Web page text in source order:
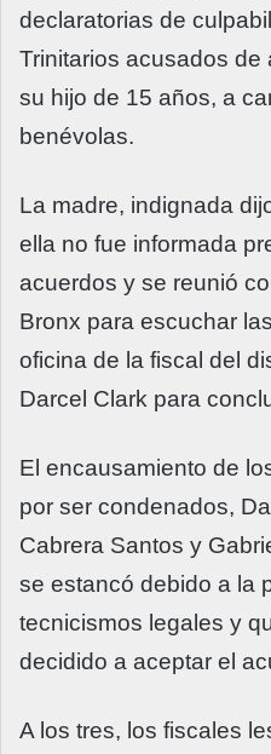
declaratorias de
Trinitarios acusados de
su hijo de 15 años, a
benévolas.
La madre, indignada
ella no fue informada
acuerdos y se reunió
Bronx para escuchar
oficina de la fiscal del
Darcel Clark para
El encausamiento de
por ser condenados,
Cabrera Santos y
se estancó debido a la
tecnicismos legales y
decidido a aceptar el
A los tres, los fiscales